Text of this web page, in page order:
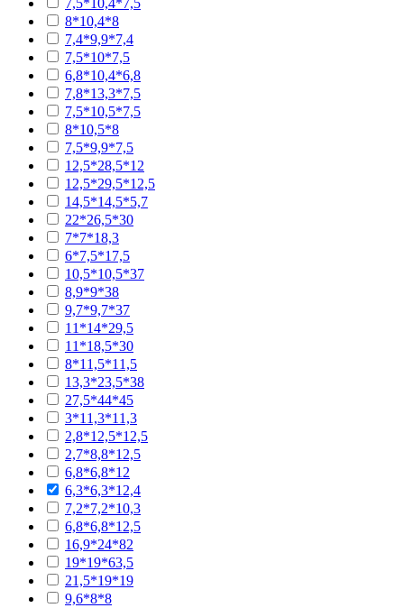
7,5*10,4*7,5
8*10,4*8
7,4*9,9*7,4
7,5*10*7,5
6,8*10,4*6,8
7,8*13,3*7,5
7,5*10,5*7,5
8*10,5*8
7,5*9,9*7,5
12,5*28,5*12
12,5*29,5*12,5
14,5*14,5*5,7
22*26,5*30
7*7*18,3
6*7,5*17,5
10,5*10,5*37
8,9*9*38
9,7*9,7*37
11*14*29,5
11*18,5*30
8*11,5*11,5
13,3*23,5*38
27,5*44*45
3*11,3*11,3
2,8*12,5*12,5
2,7*8,8*12,5
6,8*6,8*12
6,3*6,3*12,4
7,2*7,2*10,3
6,8*6,8*12,5
16,9*24*82
19*19*63,5
21,5*19*19
9,6*8*8